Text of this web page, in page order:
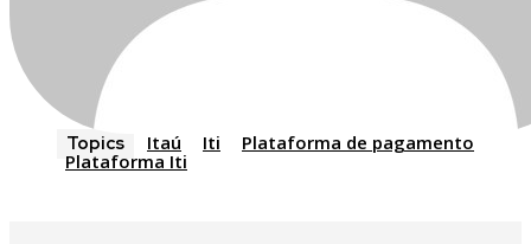
Topics Itaú Iti
Plataforma de pagamento
Plataforma Iti